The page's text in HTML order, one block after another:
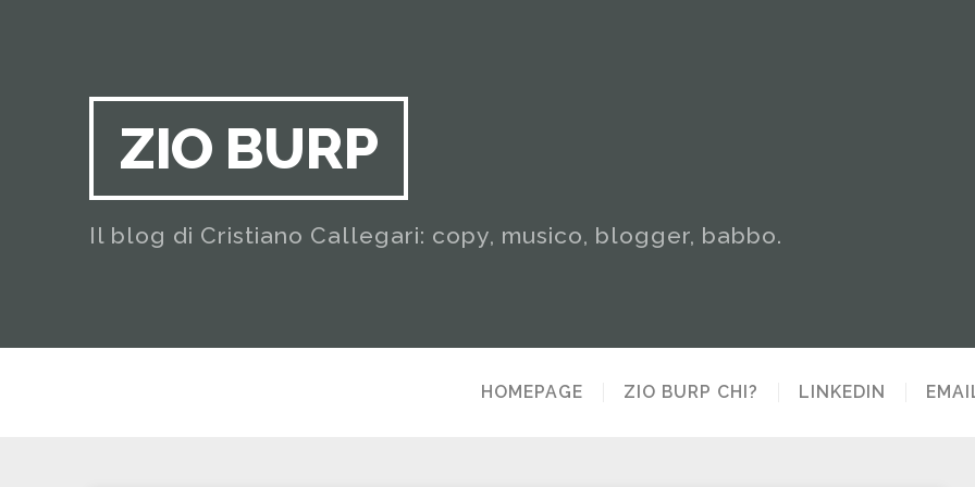
ZIO BURP
Il blog di Cristiano Callegari: copy, musico, blogger, babbo.
HOMEPAGE ZIO BURP CHI? LINKEDIN